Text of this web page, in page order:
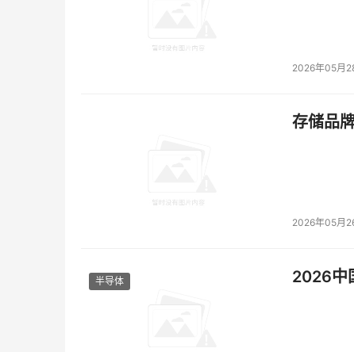
其中，针对AI难落地，华为云通过推出AI使能
知识模型，推动AI在千行百业落地。
别时间缩短了70%，大幅提升了石油的开采效率。
超过2000个行业应用资产，为用户提供开发、
为打通北京市各个部门之间的数据管理、共享
2026年05月
存储品
2026年05月
半导体 2026中